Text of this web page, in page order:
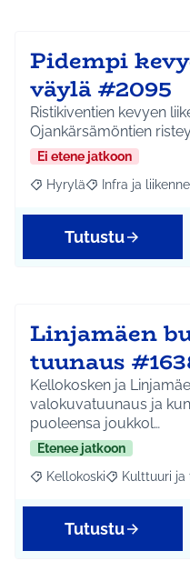
Pidempi
väylä #2095
Ristikiventien kevyen
Ojankärsämöntien
Ei etene jatkoon
Rajaa tulokset aihepiirin
Hyrylä Rajaa tulokset
Infra ja liikenne
Tutustu
Linjamäen
tuunaus
Kellokosken ja
valokuvatuunaus ja
puoleensa joukkol…
Etenee jatkoon
Rajaa tulokset aihepiirin
Kellokoski Rajaa
Kulttuuri
Tutustu